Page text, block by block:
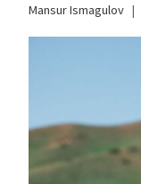
Mansur Ismagulov